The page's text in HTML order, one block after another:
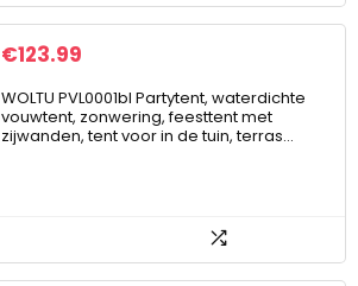
€123.99
WOLTU PVL0001bl Partytent, waterdichte
vouwtent, zonwering, feesttent met
zijwanden, tent voor in de tuin, terras…